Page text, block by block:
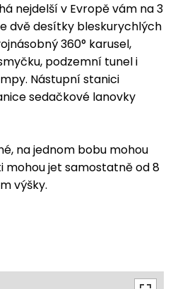
nejdelší v Evropě vám na 3
dvě desítky bleskurychlých
360° karusel,
podzemní tunel i
Nástupní stanici
sedačkové lanovky
na jednom bobu mohou
mohou jet samostatně od 8
výšky.